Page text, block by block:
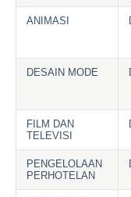
ANIMASI
DESAIN MODE
FILM DAN
TELEVISI
PENGELOLAAN
PERHOTELAN